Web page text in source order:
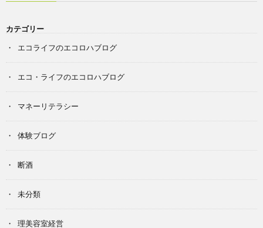
カテゴリー
エコライフのエコロハブログ
エコ・ライフのエコロハブログ
マネーリテラシー
体験ブログ
断酒
未分類
理美容室経営